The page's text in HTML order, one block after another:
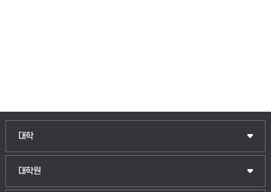
대학
인문융합공공인재학부
법경영학부
대학원
일반대학원